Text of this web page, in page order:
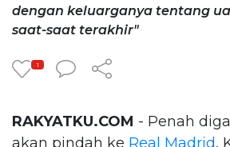
dengan keluarganya tentang
saat-saat terakhir"
1
RAKYATKU.COM - Penah
akan pindah ke Real Madrid,